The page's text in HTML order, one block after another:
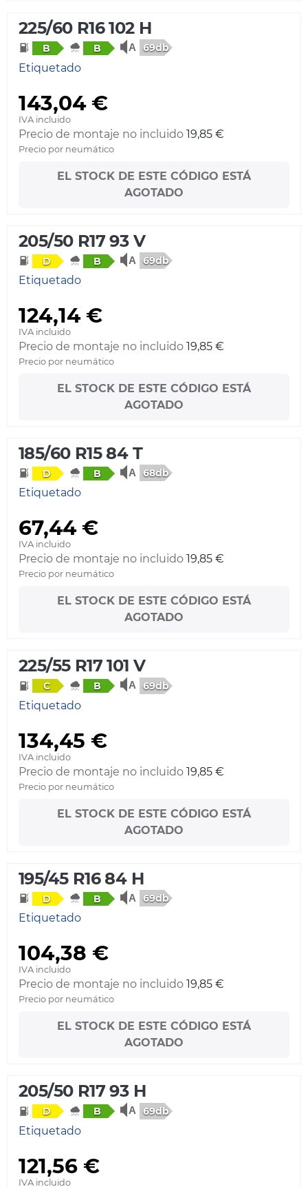
225/60 R16 102 H
B B 69db
Etiquetado
143,04 €
IVA incluido
Precio de montaje no incluido 19,85 €
Precio por neumático
EL STOCK DE ESTE CÓDIGO ESTÁ
AGOTADO
205/50 R17 93 V
D B 69db
Etiquetado
124,14 €
IVA incluido
Precio de montaje no incluido 19,85 €
Precio por neumático
EL STOCK DE ESTE CÓDIGO ESTÁ
AGOTADO
185/60 R15 84 T
D B 68db
Etiquetado
67,44 €
IVA incluido
Precio de montaje no incluido 19,85 €
Precio por neumático
EL STOCK DE ESTE CÓDIGO ESTÁ
AGOTADO
225/55 R17 101 V
C B 69db
Etiquetado
134,45 €
IVA incluido
Precio de montaje no incluido 19,85 €
Precio por neumático
EL STOCK DE ESTE CÓDIGO ESTÁ
AGOTADO
195/45 R16 84 H
D B 69db
Etiquetado
104,38 €
IVA incluido
Precio de montaje no incluido 19,85 €
Precio por neumático
EL STOCK DE ESTE CÓDIGO ESTÁ
AGOTADO
205/50 R17 93 H
D B 69db
Etiquetado
121,56 €
IVA incluido